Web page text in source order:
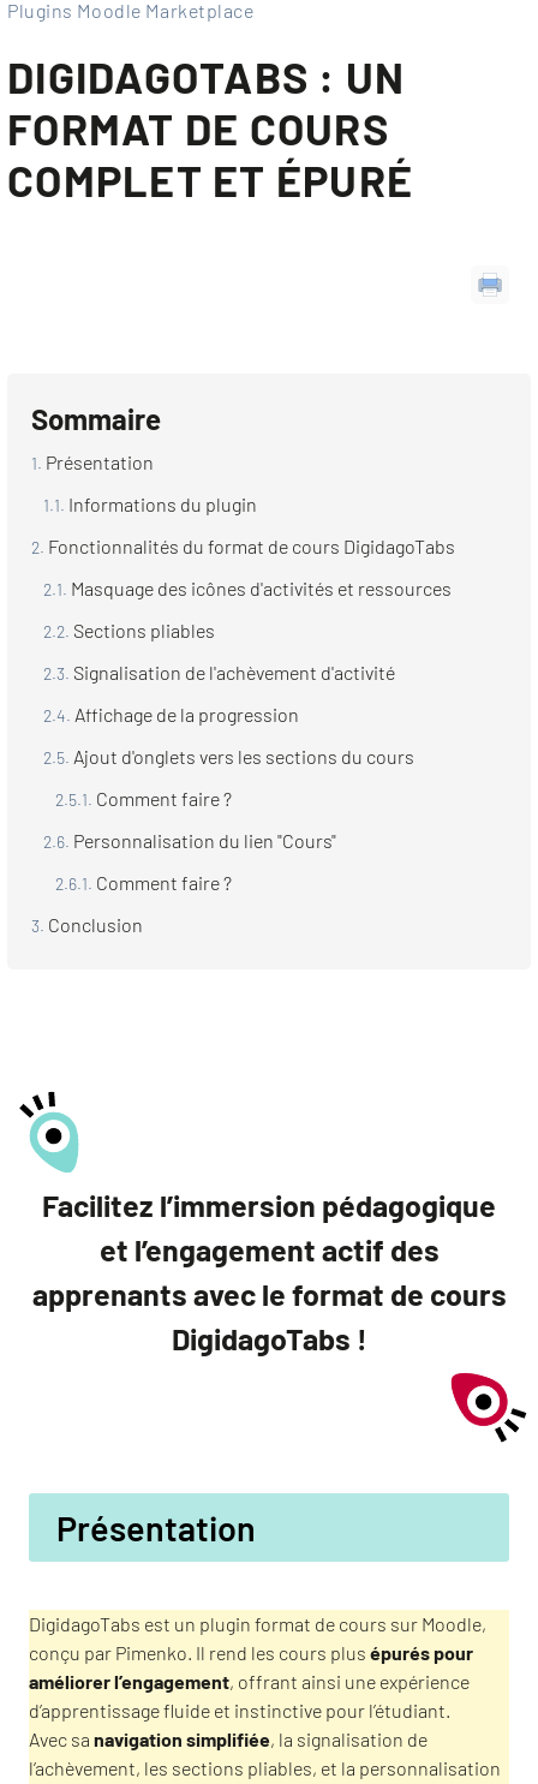
Plugins Moodle Marketplace
DIGIDAGOTABS : UN
FORMAT DE COURS
COMPLET ET ÉPURÉ
Sommaire
Présentation
Informations du plugin
Fonctionnalités du format de cours DigidagoTabs
Masquage des icônes d'activités et ressources
Sections pliables
Signalisation de l'achèvement d'activité
Affichage de la progression
Ajout d'onglets vers les sections du cours
Comment faire ?
Personnalisation du lien "Cours"
Comment faire ?
Conclusion
Facilitez l’immersion pédagogique
et l’engagement actif des
apprenants avec le format de cours
DigidagoTabs !
Présentation
DigidagoTabs est un plugin format de cours sur Moodle,
conçu par Pimenko. Il rend les cours plus épurés pour
améliorer l’engagement, offrant ainsi une expérience
d’apprentissage fluide et instinctive pour l’étudiant.
Avec sa navigation simplifiée, la signalisation de
l’achèvement, les sections pliables, et la personnalisation